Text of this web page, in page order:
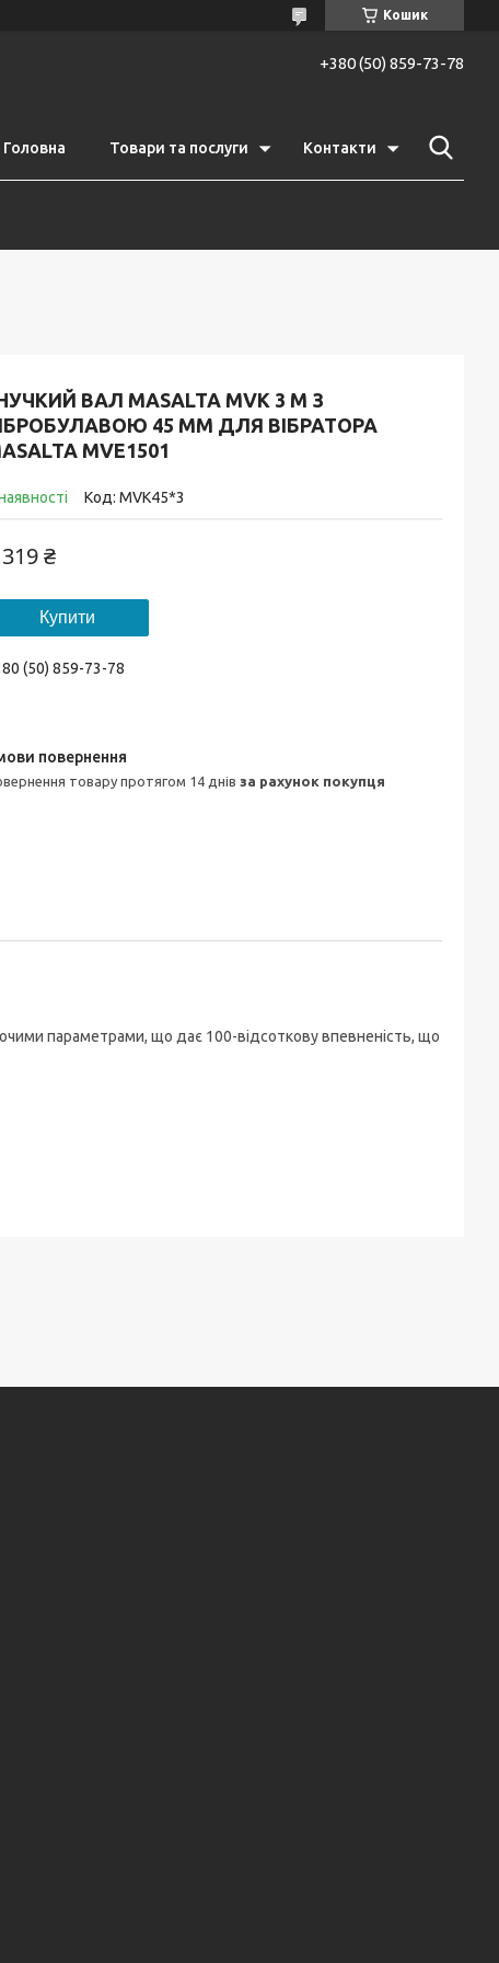
Кошик
+380 (50) 859-73-78
Головна Товари та послуги Контакти
ВАЛ MASALTA MVK 3 М З
45 ММ ДЛЯ ВІБРАТОРА
MVE1501
Код: MVK45*3
₴
Купити
(50) 859-73-78
товару протягом 14 днів за рахунок покупця
параметрами, що дає 100-відсоткову впевненість, що